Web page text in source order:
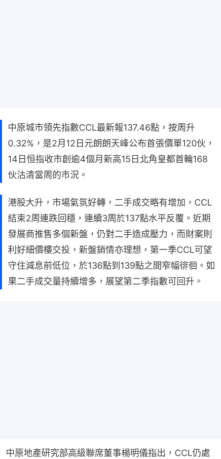
中原城市領先指數CCL最新報137.46點，按周升
0.32%，是2月12日元朗朗天峰公布首張價單120伙，
14日恒指收市創逾4個月新高15日北角皇都首輪168
伙沽清當周的市況。
港股大升，市場氣氛好轉，二手成交略有增加，CCL
結束2周連跌回穩，連續3周於137點水平反覆。近期
發展商推售多個新盤，仍對二手造成壓力，而財案則
利好細價樓交投，新盤銷情亦理想，第一季CCL可望
守住減息前低位，於136點到139點之間窄幅徘徊。如
果二手成交量持續增多，展望第二季指數可回升。
中原地產研究部高級聯席董事楊明儀指出，CCL仍處